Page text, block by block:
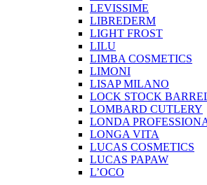
LEVISSIME
LIBREDERM
LIGHT FROST
LILU
LIMBA COSMETICS
LIMONI
LISAP MILANO
LOCK STOCK
LOMBARD CUTLERY
LONDA
LONGA VITA
LUCAS COSMETICS
LUCAS PAPAW
L’OCO